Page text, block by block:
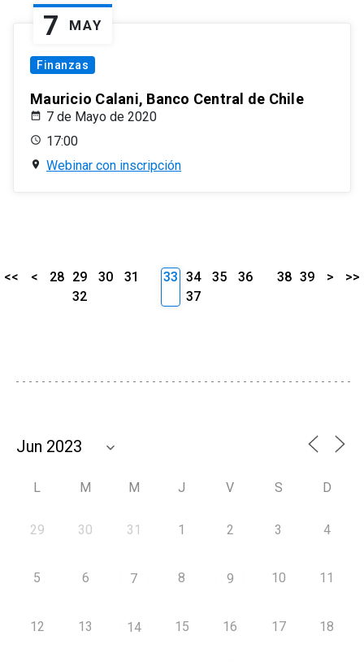
7 MAY
Finanzas
Mauricio Calani, Banco Central de Chile
7 de Mayo de 2020
17:00
Webinar con inscripción
<< < 28 29 30
31
32
33 34 35
36
37
38 39 > >>
L M M J V S D
29 30 31 1 2 3 4
5 6 7 8 9 10 11
12 13 14 15 16 17 18